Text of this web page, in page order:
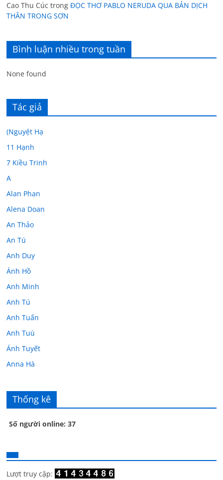
Cao Thu Cúc trongĐỌC THƠ PABLO NERUDA QUA BẢN DỊCH
THÂN TRONG SƠN
Bình luận nhiều trong tuần
None found
Tác giả
(Nguyệt Hạ
11 Hạnh
7 Kiều Trinh
A
Alan Phan
Alena Doan
An Thảo
An Tú
Anh Duy
Ánh Hồ
Anh Minh
Anh Tú
Anh Tuấn
Anh Tuù
Ánh Tuyết
Anna Hà
Âu Tú Vân
Bác sĩ Hoa
Bác sĩ Stephen Mak
Bác Đạt
Bạch Cúc
Thống kê
Số người online: 37
Lượt truy cập: